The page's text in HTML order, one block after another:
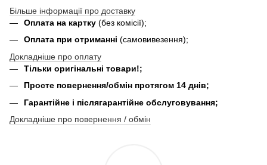
Більше інформації про доставку
Оплата на картку (без комісії);
Оплата при отриманні (самовивезення);
Докладніше про оплату
Тільки оригінальні товари!;
Просте повернення/обмін протягом 14 днів;
Гарантійне і післягарантійне обслуговування;
Докладніше про повернення / обмін